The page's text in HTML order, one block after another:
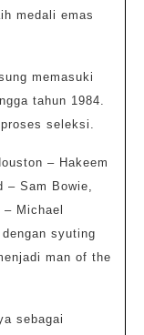
medali emas
memasuki
tahun 1984.
seleksi.
– Hakeem
– Sam Bowie,
Michael
syuting
man of the
sebagai